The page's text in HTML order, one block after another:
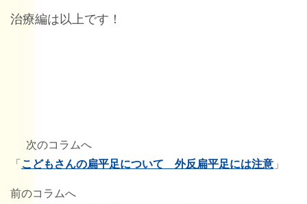
治療編は以上です！
次のコラムへ
「こどもさんの扁平足について 外反扁平足には注意 」
前のコラムへ